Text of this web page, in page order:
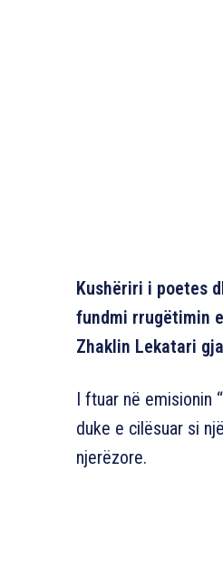
Kushëriri i poetes
fundmi rrugëtimin
Zhaklin Lekatari
I ftuar në emisionin
duke e cilësuar si
njerëzore.